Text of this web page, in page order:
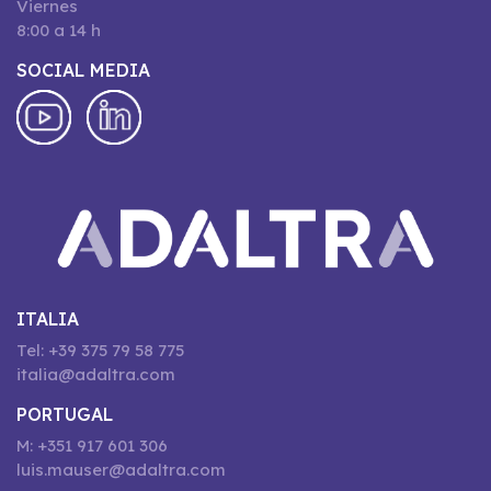
Viernes
8:00 a 14 h
SOCIAL MEDIA
ITALIA
Tel: +39 375 79 58 775
italia@adaltra.com
PORTUGAL
M: +351 917 601 306
luis.mauser@adaltra.com